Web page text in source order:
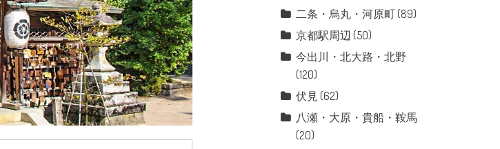
二条・烏丸・河原町 (89)
京都駅周辺 (50)
今出川・北大路・北野
(120)
伏見 (62)
八瀬・大原・貴船・鞍馬
(20)